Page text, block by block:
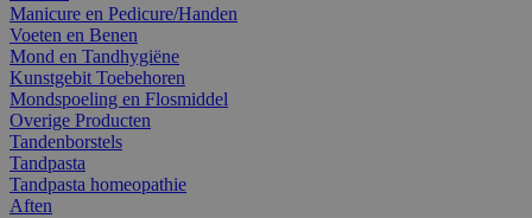
Manicure en Pedicure/Handen
Voeten en Benen
Mond en Tandhygiëne
Kunstgebit Toebehoren
Mondspoeling en Flosmiddel
Overige Producten
Tandenborstels
Tandpasta
Tandpasta homeopathie
Aften